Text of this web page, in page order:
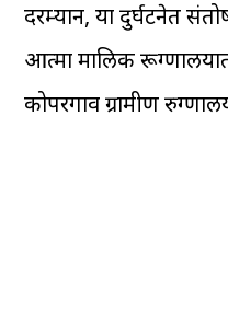
दरम्यान, या दुर्घटनेत
आत्मा मालिक
कोपरगाव ग्रामीण